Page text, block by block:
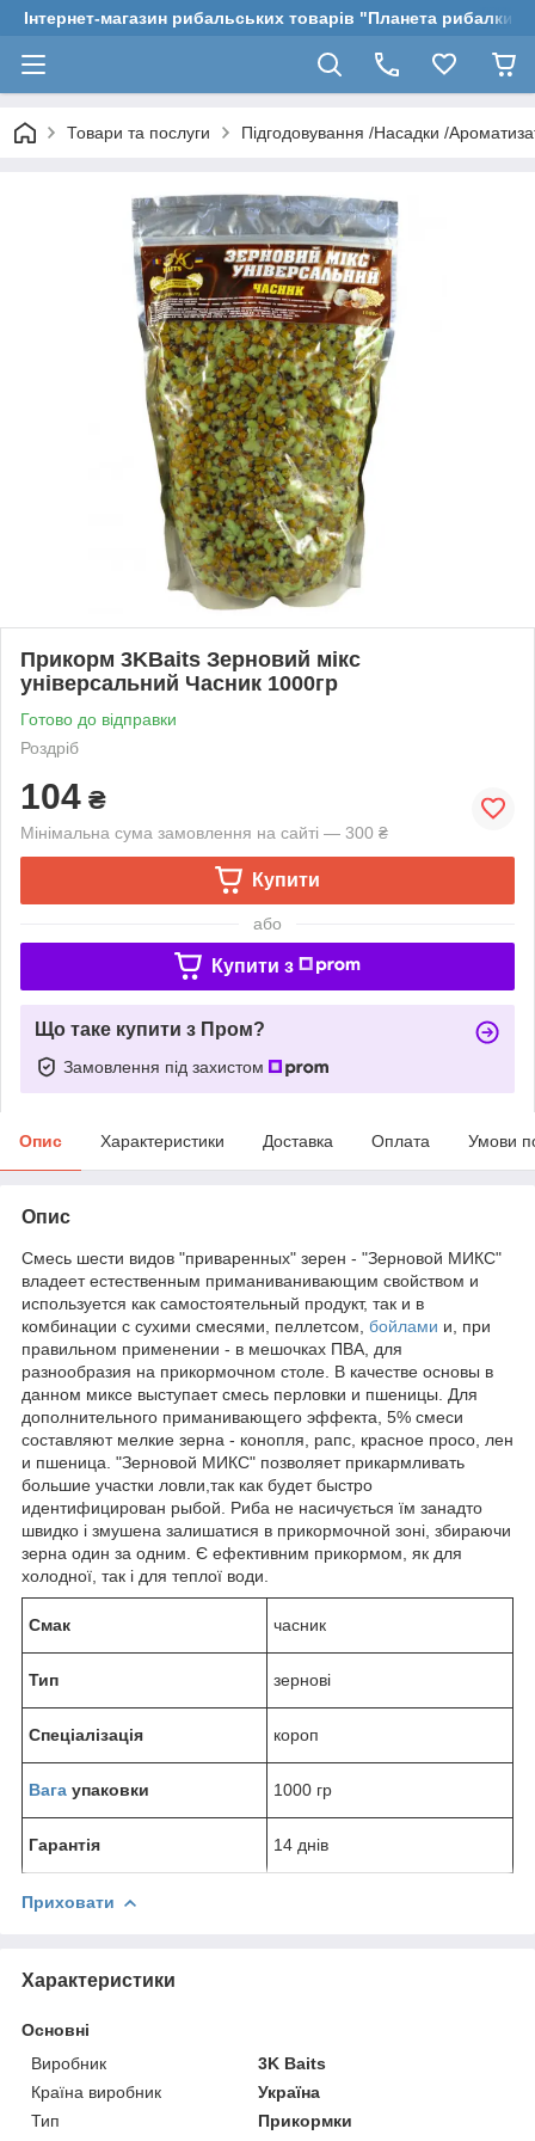
Інтернет-магазин рибальських товарів "Планета рибалки"
Товари та послуги Підгодовування /Насадки /
Прикорм 3KBaits Зерновий мікс
універсальний Часник 1000гр
Готово до відправки
Роздріб
104 ₴
Мінімальна сума замовлення на сайті — 300 ₴
Купити
або
Купити з
Що таке купити з Пром?
Замовлення під захистом
Опис Характеристики Доставка Оплата Умови
Опис
Смесь шести видов "приваренных" зерен - "Зерновой МИКС"
владеет естественным приманиванивающим свойством и
используется как самостоятельный продукт, так и в
комбинации с сухими смесями, пеллетсом, бойлами и, при
правильном применении - в мешочках ПВА, для
разнообразия на прикормочном столе. В качестве основы в
данном миксе выступает смесь перловки и пшеницы. Для
дополнительного приманивающего эффекта, 5% смеси
составляют мелкие зерна - конопля, рапс, красное просо, лен
и пшеница. "Зерновой МИКС" позволяет прикармливать
большие участки ловли,так как будет быстро
идентифицирован рыбой. Риба не насичується їм занадто
швидко і змушена залишатися в прикормочной зоні, збираючи
зерна один за одним. Є ефективним прикормом, як для
холодної, так і для теплої води.
Смак часник
Тип зернові
Спеціалізація короп
Вага упаковки 1000 гр
Гарантія 14 днів
Приховати
Характеристики
Основні
Виробник
3K Baits
Країна виробник
Україна
Тип
Прикормки